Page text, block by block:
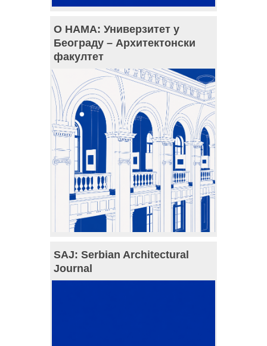
О НАМА: Универзитет у
Београду – Архитектонски
факултет
SAJ: Serbian Architectural
Journal